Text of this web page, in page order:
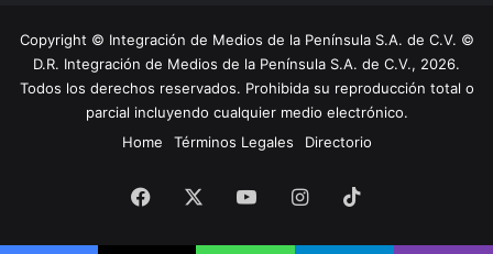
Copyright © Integración de Medios de la Península S.A. de C.V. ©
D.R. Integración de Medios de la Península S.A. de C.V., 2026.
Todos los derechos reservados. Prohibida su reproducción total o
parcial incluyendo cualquier medio electrónico.
Home
Términos Legales Directorio
Facebook YouTubeInstagram